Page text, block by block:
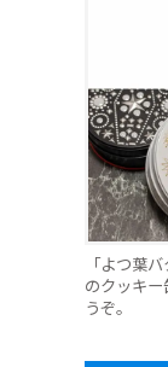
「よつ葉
のクッキ
うぞ。